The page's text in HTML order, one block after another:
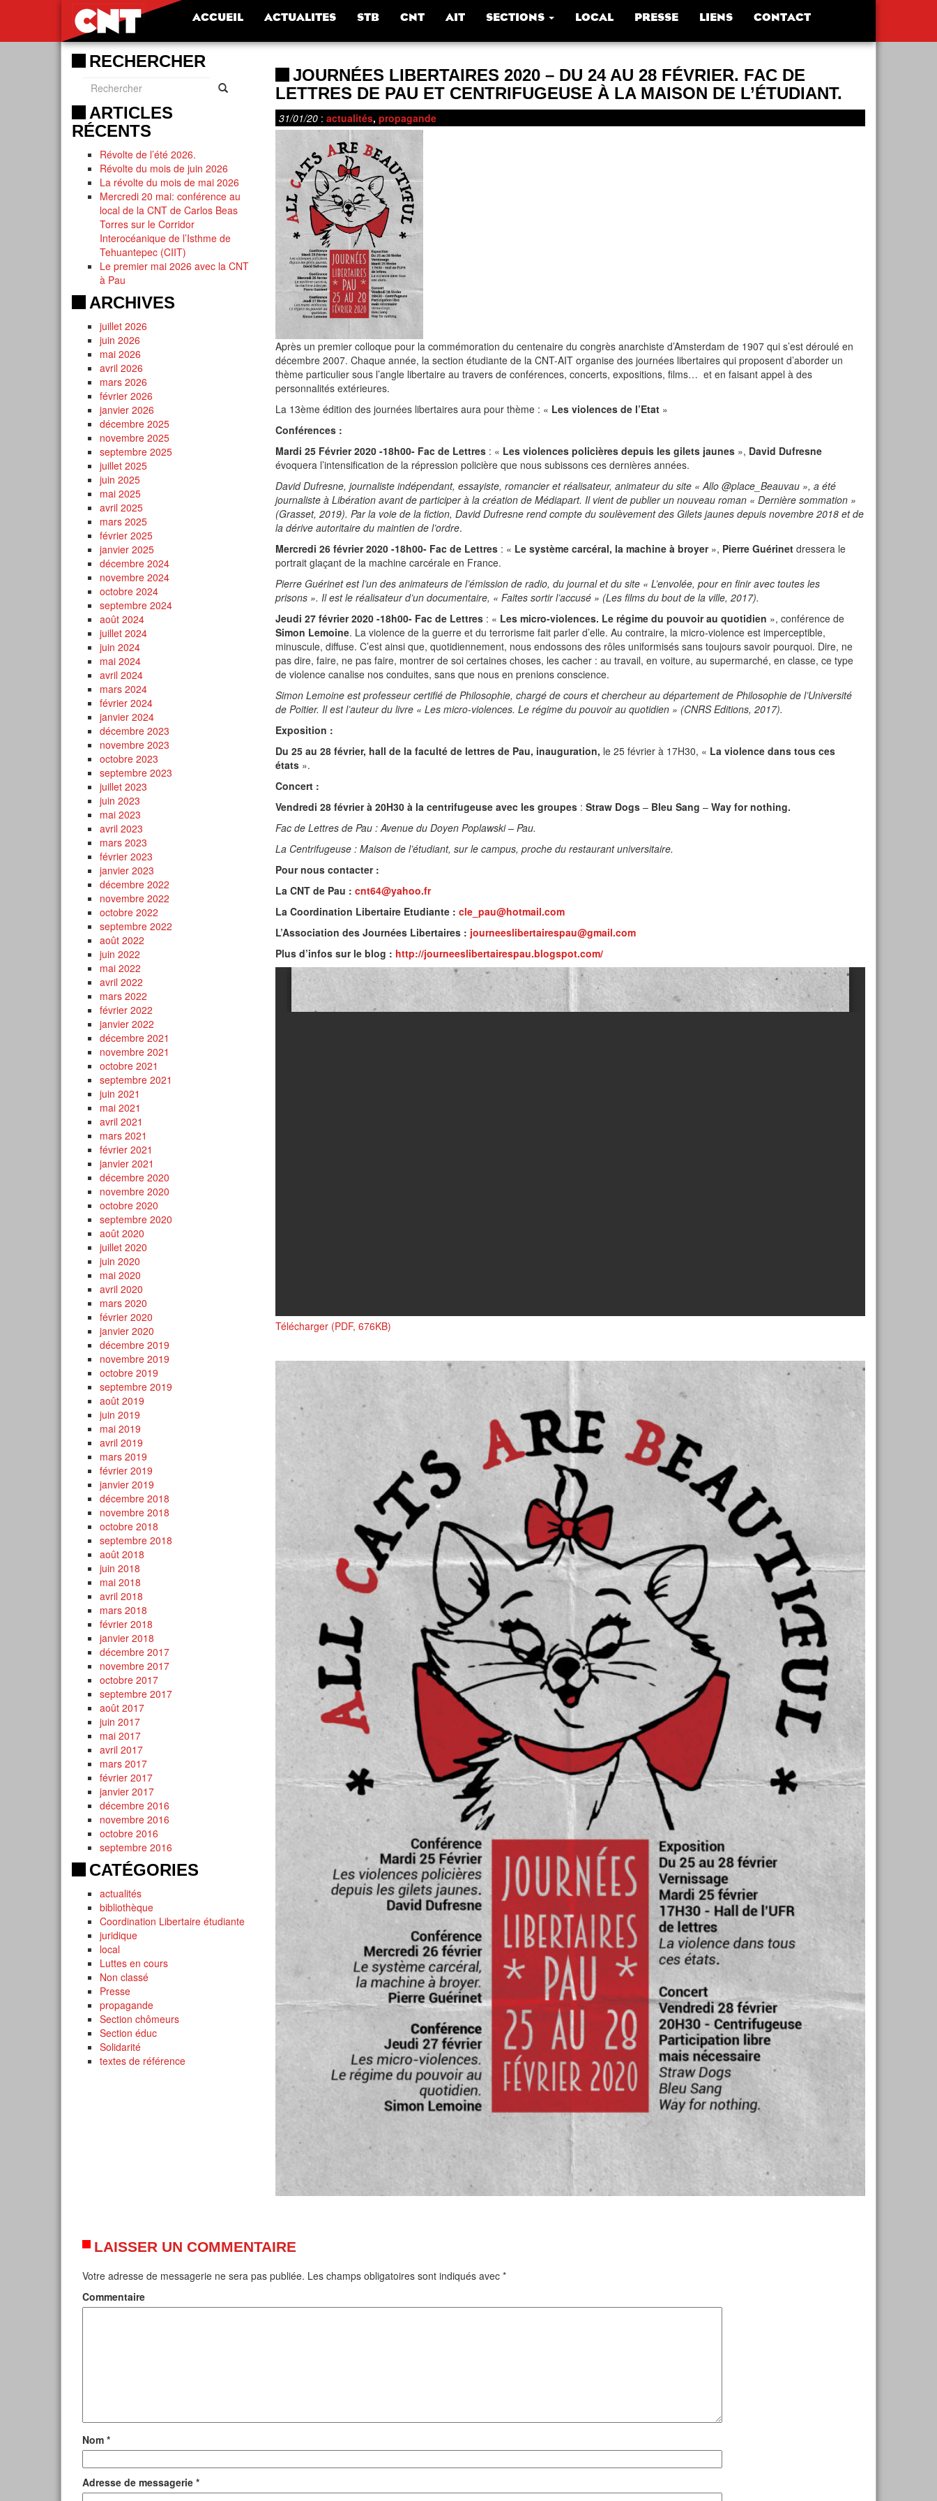
ACCUEIL ACTUALITES STB CNT AIT SECTIONS LOCAL PRESSE LIENS CONTACT
RECHERCHER
ARTICLES
RÉCENTS
Révolte de l’été 2026.
Révolte du mois de juin 2026
La révolte du mois de mai 2026
Mercredi 20 mai: conférence au
local de la CNT de Carlos Beas
Torres sur le Corridor
Interocéanique de l’Isthme de
Tehuantepec (CIIT)
Le premier mai 2026 avec la CNT
à Pau
ARCHIVES
juillet 2026
juin 2026
mai 2026
avril 2026
mars 2026
février 2026
janvier 2026
décembre 2025
novembre 2025
septembre 2025
juillet 2025
juin 2025
mai 2025
avril 2025
mars 2025
février 2025
janvier 2025
décembre 2024
novembre 2024
octobre 2024
septembre 2024
août 2024
juillet 2024
juin 2024
mai 2024
avril 2024
mars 2024
février 2024
janvier 2024
décembre 2023
novembre 2023
octobre 2023
septembre 2023
juillet 2023
juin 2023
mai 2023
avril 2023
mars 2023
février 2023
janvier 2023
décembre 2022
novembre 2022
octobre 2022
septembre 2022
août 2022
juin 2022
mai 2022
avril 2022
mars 2022
février 2022
janvier 2022
décembre 2021
novembre 2021
octobre 2021
septembre 2021
juin 2021
mai 2021
avril 2021
mars 2021
février 2021
janvier 2021
décembre 2020
novembre 2020
octobre 2020
septembre 2020
août 2020
juillet 2020
juin 2020
mai 2020
avril 2020
mars 2020
février 2020
janvier 2020
décembre 2019
novembre 2019
octobre 2019
septembre 2019
août 2019
juin 2019
mai 2019
avril 2019
mars 2019
février 2019
janvier 2019
décembre 2018
novembre 2018
octobre 2018
septembre 2018
août 2018
juin 2018
mai 2018
avril 2018
mars 2018
février 2018
janvier 2018
décembre 2017
novembre 2017
octobre 2017
septembre 2017
août 2017
juin 2017
mai 2017
avril 2017
mars 2017
février 2017
janvier 2017
décembre 2016
novembre 2016
octobre 2016
septembre 2016
CATÉGORIES
actualités
bibliothèque
Coordination Libertaire étudiante
juridique
local
Luttes en cours
Non classé
Presse
propagande
Section chômeurs
Section éduc
Solidarité
textes de référence
JOURNÉES LIBERTAIRES 2020 – DU 24 AU 28 FÉVRIER. FAC DE
LETTRES DE PAU ET CENTRIFUGEUSE À LA MAISON DE L’ÉTUDIANT.
31/01/20 : actualités, propagande
Après un premier colloque pour la commémoration du centenaire du congrès anarchiste d’Amsterdam de 1907 qui s’est déroulé en
décembre 2007. Chaque année, la section étudiante de la CNT-AIT organise des journées libertaires qui proposent d’aborder un
thème particulier sous l’angle libertaire au travers de conférences, concerts, expositions, films… et en faisant appel à des
personnalités extérieures.
La 13ème édition des journées libertaires aura pour thème : « Les violences de l’Etat »
Conférences :
Mardi 25 Février 2020 -18h00- Fac de Lettres : « Les violences policières depuis les gilets jaunes », David Dufresne
évoquera l’intensification de la répression policière que nous subissons ces dernières années.
David Dufresne, journaliste indépendant, essayiste, romancier et réalisateur, animateur du site « Allo @place_Beauvau », a été
journaliste à Libération avant de participer à la création de Médiapart. Il vient de publier un nouveau roman « Dernière sommation »
(Grasset, 2019). Par la voie de la fiction, David Dufresne rend compte du soulèvement des Gilets jaunes depuis novembre 2018 et de
la dérive autoritaire du maintien de l’ordre.
Mercredi 26 février 2020 -18h00- Fac de Lettres : « Le système carcéral, la machine à broyer», Pierre Guérinet dressera le
portrait glaçant de la machine carcérale en France.
Pierre Guérinet est l’un des animateurs de l’émission de radio, du journal et du site « L’envolée, pour en finir avec toutes les
prisons ». Il est le réalisateur d’un documentaire, « Faites sortir l’accusé » (Les films du bout de la ville, 2017).
Jeudi 27 février 2020 -18h00- Fac de Lettres : « Les micro-violences. Le régime du pouvoir au quotidien », conférence de
Simon Lemoine. La violence de la guerre et du terrorisme fait parler d’elle. Au contraire, la micro-violence est imperceptible,
minuscule, diffuse. C’est ainsi que, quotidiennement, nous endossons des rôles uniformisés sans toujours savoir pourquoi. Dire, ne
pas dire, faire, ne pas faire, montrer de soi certaines choses, les cacher : au travail, en voiture, au supermarché, en classe, ce type
de violence canalise nos conduites, sans que nous en prenions conscience.
Simon Lemoine est professeur certifié de Philosophie, chargé de cours et chercheur au département de Philosophie de l’Université
de Poitier. Il est l’auteur du livre « Les micro-violences. Le régime du pouvoir au quotidien » (CNRS Editions, 2017).
Exposition :
Du 25 au 28 février, hall de la faculté de lettres de Pau, inauguration, le 25 février à 17H30, « La violence dans tous ces
états ».
Concert :
Vendredi 28 février à 20H30 à la centrifugeuse avec les groupes : Straw Dogs – Bleu Sang – Way for nothing.
Fac de Lettres de Pau : Avenue du Doyen Poplawski – Pau.
La Centrifugeuse : Maison de l’étudiant, sur le campus, proche du restaurant universitaire.
Pour nous contacter:
La CNT de Pau : cnt64@yahoo.fr
La Coordination Libertaire Etudiante : cle_pau@hotmail.com
L’Association des Journées Libertaires : journeeslibertairespau@gmail.com
Plus d’infos sur le blog : http://journeeslibertairespau.blogspot.com/
Télécharger (PDF, 676KB)
LAISSER UN COMMENTAIRE
Votre adresse de messagerie ne sera pas publiée. Les champs obligatoires sont indiqués avec *
Commentaire
Nom *
Adresse de messagerie *